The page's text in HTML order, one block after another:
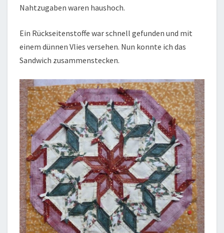
Nahtzugaben waren haushoch.
Ein Rückseitenstoffe war schnell gefunden und mit
einem dünnen Vlies versehen. Nun konnte ich das
Sandwich zusammenstecken.